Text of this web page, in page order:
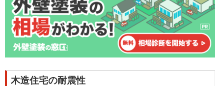
木造住宅の耐震性